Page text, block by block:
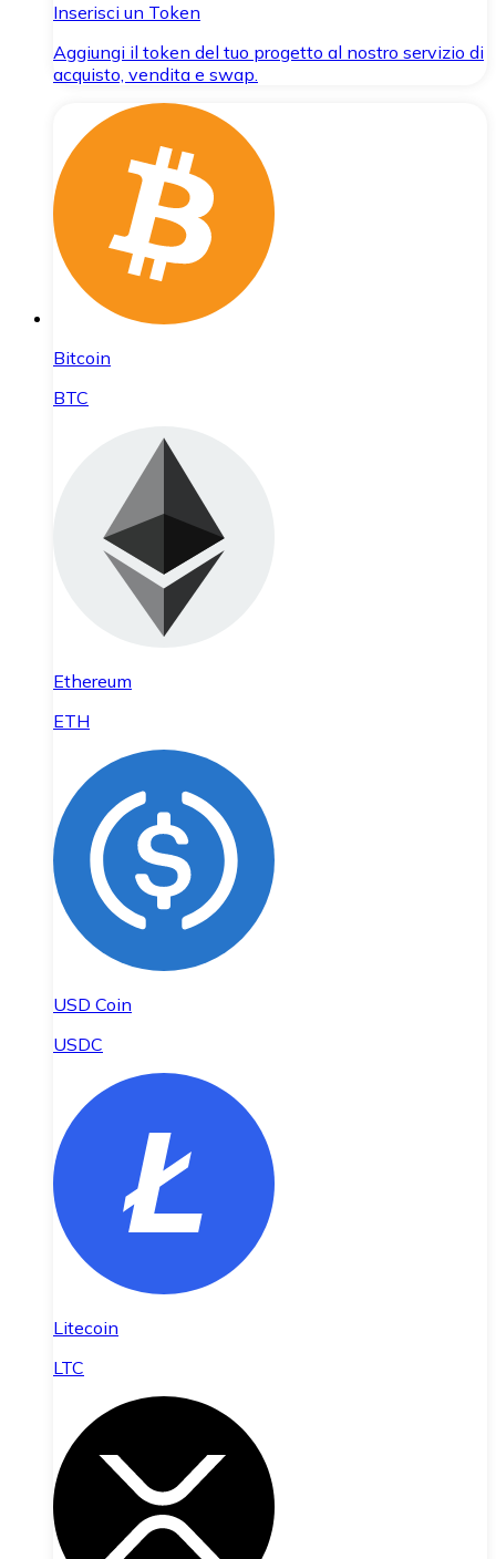
Inserisci un Token
Aggiungi il token del tuo progetto al nostro servizio di
acquisto, vendita e swap.
Bitcoin
BTC
Ethereum
ETH
USD Coin
USDC
Litecoin
LTC